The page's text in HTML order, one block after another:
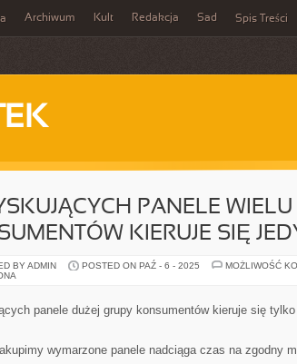
Archiwum Kult Redakcja Sad Spis Treści
PANELE WIELU
KIERUJE SIĘ
BY ADMIN POSTED ON PAŹ - 6 - 2025 MOŻLIWOŚĆ
panele dużej grupy konsumentów kieruje się tylko
wymarzone panele nadciąga czas na zgodny